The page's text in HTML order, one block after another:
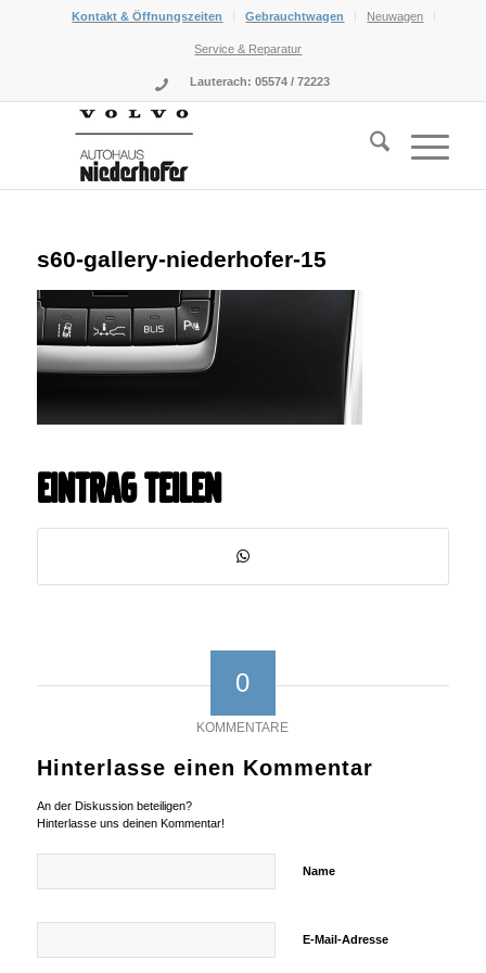
Kontakt & Öffnungszeiten Gebrauchtwagen Neuwagen
Service & Reparatur
Lauterach: 05574 / 72223
s60-gallery-niederhofer-15
Eintrag teilen
0
KOMMENTARE
Hinterlasse einen Kommentar
An der Diskussion beteiligen?
Hinterlasse uns deinen Kommentar!
Name
E-Mail-Adresse